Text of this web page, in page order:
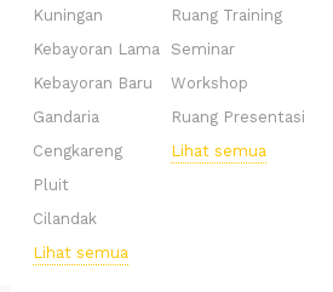
Kuningan
Kebayoran Lama
Kebayoran Baru
Gandaria
Cengkareng
Pluit
Cilandak
Lihat semua
Ruang Training
Seminar
Workshop
Ruang Presentasi
Lihat semua